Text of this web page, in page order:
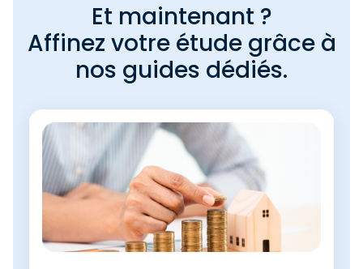
Et maintenant ?
Affinez votre étude grâce à
nos guides dédiés.